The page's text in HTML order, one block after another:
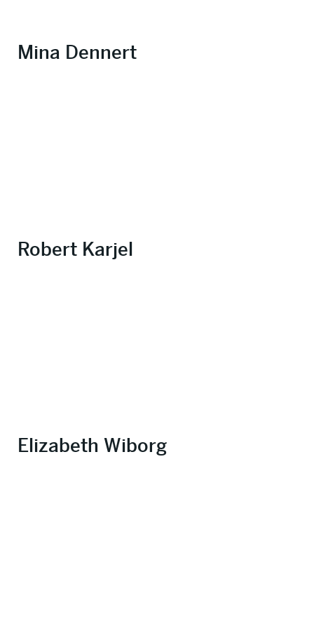
Mina Dennert
Robert Karjel
Elizabeth Wiborg